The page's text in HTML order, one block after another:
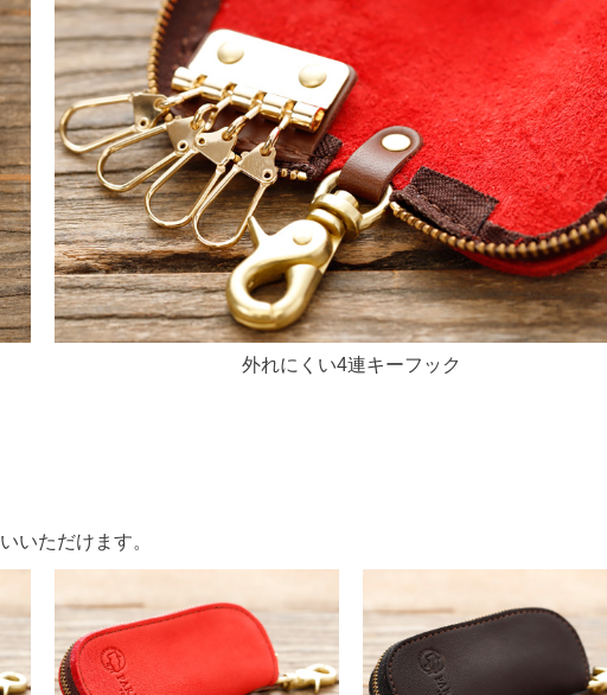
外れにくい4連キーフック
いただけます。